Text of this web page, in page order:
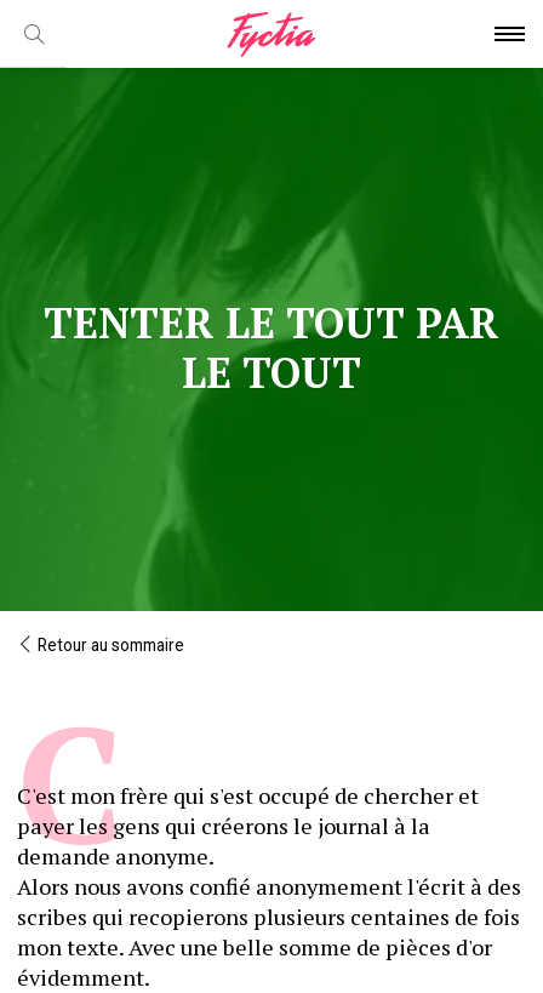
TENTER LE TOUT PAR
LE TOUT
Retour au sommaire
C'est mon frère qui s'est occupé de chercher et
payer les gens qui créerons le journal à la
demande anonyme.
Alors nous avons confié anonymement l'écrit à des
scribes qui recopierons plusieurs centaines de fois
mon texte. Avec une belle somme de pièces d'or
évidemment.